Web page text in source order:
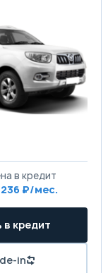
в кредит
236 ₽/мес.
в кредит
in